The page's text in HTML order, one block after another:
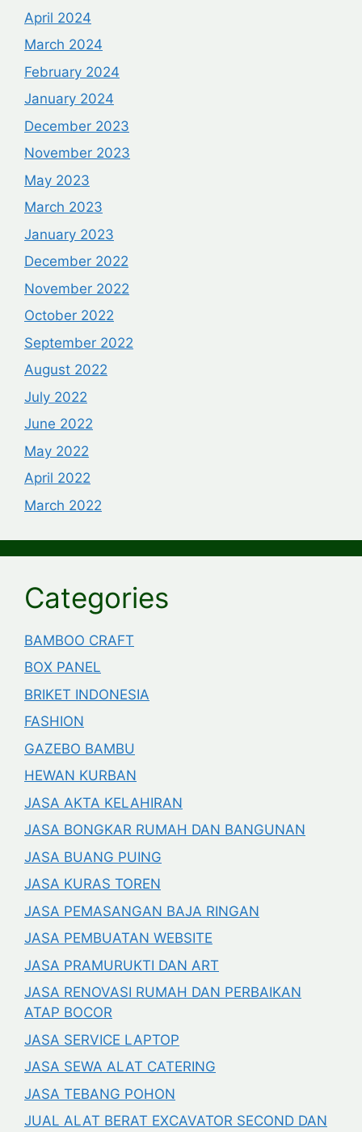
April 2024
March 2024
February 2024
January 2024
December 2023
November 2023
May 2023
March 2023
January 2023
December 2022
November 2022
October 2022
September 2022
August 2022
July 2022
June 2022
May 2022
April 2022
March 2022
Categories
BAMBOO CRAFT
BOX PANEL
BRIKET INDONESIA
FASHION
GAZEBO BAMBU
HEWAN KURBAN
JASA AKTA KELAHIRAN
JASA BONGKAR RUMAH DAN BANGUNAN
JASA BUANG PUING
JASA KURAS TOREN
JASA PEMASANGAN BAJA RINGAN
JASA PEMBUATAN WEBSITE
JASA PRAMURUKTI DAN ART
JASA RENOVASI RUMAH DAN PERBAIKAN
ATAP BOCOR
JASA SERVICE LAPTOP
JASA SEWA ALAT CATERING
JASA TEBANG POHON
JUAL ALAT BERAT EXCAVATOR SECOND DAN